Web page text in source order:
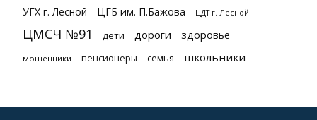
УГХ г. Лесной ЦГБ им. П.Бажова ЦДТ г. Лесной
ЦМСЧ №91 дети дороги здоровье
мошенники пенсионеры семья школьники